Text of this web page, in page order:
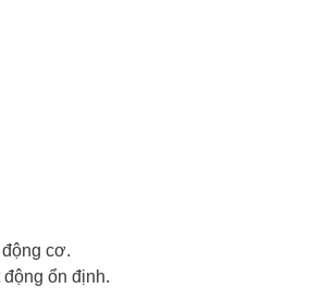
cơ.
ổn định.